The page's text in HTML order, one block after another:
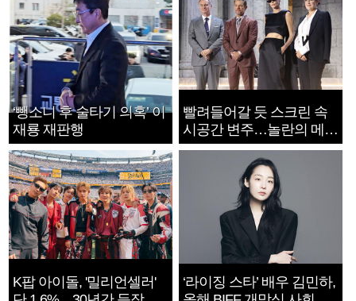
‘뺑소니 후 술타기 의혹’ 이
재룡 재판행
빨려들어갈 듯 스크린 속
시공간 변주…놀란의 메시
지는 ‘전쟁 속죄’
K팝 아이돌, '밀리언셀러'
‘라이징 스타’ 배우 김민하,